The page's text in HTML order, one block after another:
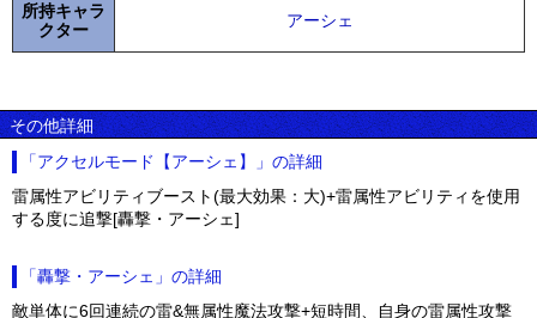
所持キャラ
クター
アーシェ
その他詳細
「アクセルモード【アーシェ】」の詳細
雷属性アビリティブースト(最大効果：大)+雷属性アビリティを使用
する度に追撃[轟撃・アーシェ]
「轟撃・アーシェ」の詳細
敵単体に6回連続の雷&無属性魔法攻撃+短時間、自身の雷属性攻撃